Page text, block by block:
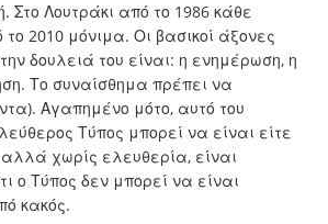
Στο Λουτράκι από το 1986 κάθε
2010 μόνιμα. Οι βασικοί άξονες
δουλειά του είναι: η ενημέρωση, η
Το συναίσθημα πρέπει να
Αγαπημένο μότο, αυτό του
Τύπος μπορεί να είναι είτε
χωρίς ελευθερία, είναι
ο Τύπος δεν μπορεί να είναι
κακός.